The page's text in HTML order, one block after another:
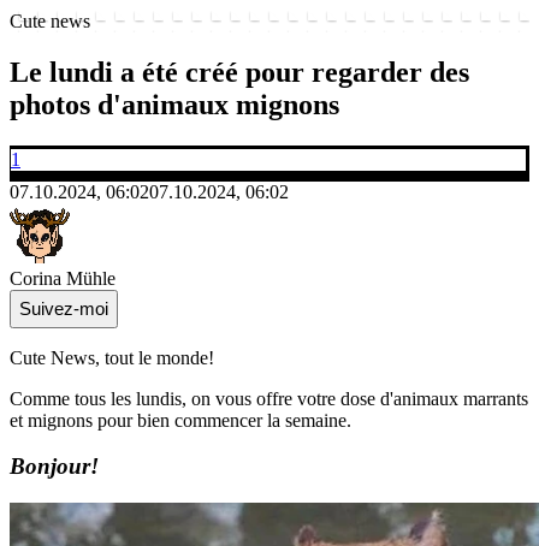
Cute news
Le lundi a été créé pour regarder des
photos d'animaux mignons
1
07.10.2024, 06:0207.10.2024, 06:02
Corina Mühle
Suivez-moi
Cute News, tout le monde!
Comme tous les lundis, on vous offre votre dose d'animaux marrants
et mignons pour bien commencer la semaine.
Bonjour!